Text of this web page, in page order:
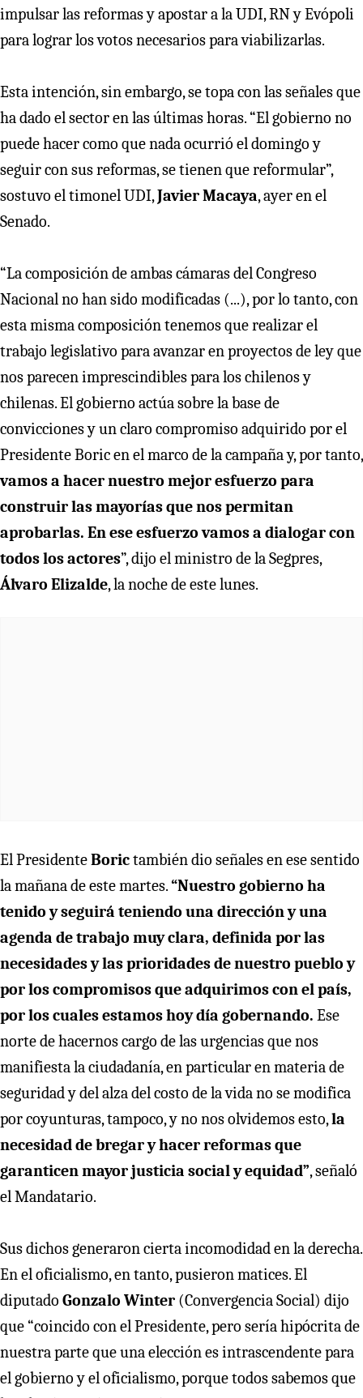
impulsar las reformas y apostar a la UDI, RN y Evópoli
para lograr los votos necesarios para viabilizarlas.
Esta intención, sin embargo, se topa con las señales que
ha dado el sector en las últimas horas. “El gobierno no
puede hacer como que nada ocurrió el domingo y
seguir con sus reformas, se tienen que reformular”,
sostuvo el timonel UDI,Javier Macaya, ayer en el
Senado.
“La composición de ambas cámaras del Congreso
Nacional no han sido modificadas (...), por lo tanto, con
esta misma composición tenemos que realizar el
trabajo legislativo para avanzar en proyectos de ley que
nos parecen imprescindibles para los chilenos y
chilenas. El gobierno actúa sobre la base de
convicciones y un claro compromiso adquirido por el
Presidente Boric en el marco de la campaña y, por tanto,
vamos a hacer nuestro mejor esfuerzo para
construir las mayorías que nos permitan
aprobarlas. En ese esfuerzo vamos a dialogar con
todos los actores”, dijo el ministro de la Segpres,
Álvaro Elizalde, la noche de este lunes.
El PresidenteBorictambién dio señales en ese sentido
la mañana de este martes.“Nuestro gobierno ha
tenido y seguirá teniendo una dirección y una
agenda de trabajo muy clara, definida por las
necesidades y las prioridades de nuestro pueblo y
por los compromisos que adquirimos con el país,
por los cuales estamos hoy día gobernando. Ese
norte de hacernos cargo de las urgencias que nos
manifiesta la ciudadanía, en particular en materia de
seguridad y del alza del costo de la vida no se modifica
por coyunturas, tampoco, y no nos olvidemos esto,la
necesidad de bregar y hacer reformas que
garanticen mayor justicia social y equidad”, señaló
el Mandatario.
Sus dichos generaron cierta incomodidad en la derecha.
En el oficialismo, en tanto, pusieron matices. El
diputado Gonzalo Winter (Convergencia Social) dijo
que “coincido con el Presidente, pero sería hipócrita de
nuestra parte que una elección es intrascendente para
el gobierno y el oficialismo, porque todos sabemos que